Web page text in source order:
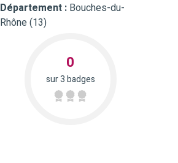
Département : Bouches-du-
Rhône (13)
0
sur 3 badges